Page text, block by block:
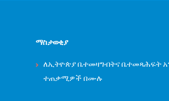
ማስታወቂያ
ለኢትዮጵያ ቤተመዛግብትና ቤተመጻሕፍት
ተጠቃሚዎች በሙሉ